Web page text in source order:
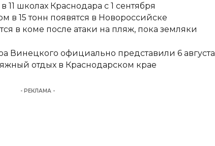
школах Краснодара с 1 сентября
в 15 тонн появятся в Новороссийске
в коме после атаки на пляж, пока земляки
Винецкого официально представили 6 августа
отдых в Краснодарском крае
- РЕКЛАМА -